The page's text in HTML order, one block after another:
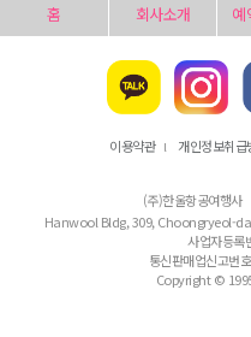
홈 회사소개 예
이용약관 l 개인정보취급
(주)한울항공여행사
Hanwool Bldg, 309, Choongryeol-
사업자등록
통신판매업신고번
Copyright ©